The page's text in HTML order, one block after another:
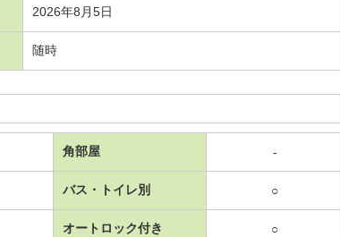
2026年8月5日
随時
角部屋 -
バス・トイレ別 ○
オートロック付き ○